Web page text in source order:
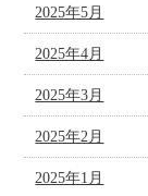
2025年5月
2025年4月
2025年3月
2025年2月
2025年1月